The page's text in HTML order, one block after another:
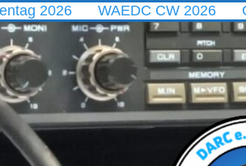
WAEDC CW 2026 OV-Treffen